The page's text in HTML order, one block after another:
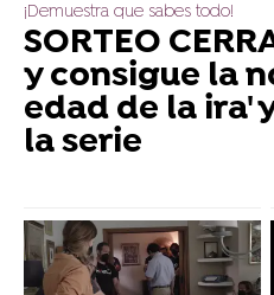
¡Demuestra que sabes todo!
SORTEO
y consigue la
edad de la ira'
la serie